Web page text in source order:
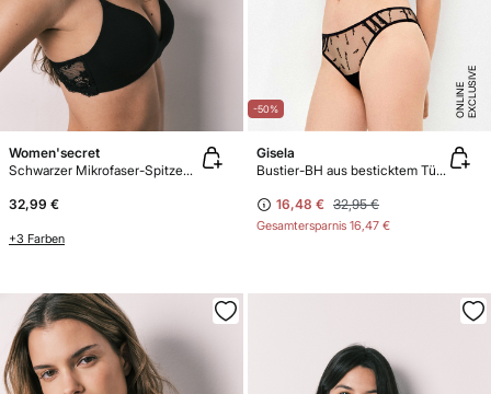
Women'secret
Schwarzer Mikrofaser-Spitzen-Triangel-BH CHARMING
32,99 €
+3 Farben
-50% E
X
C
L
U
SI
V
E
O
N
LI
N
E
Gisela
Bustier-BH aus besticktem Tüll und Satin
16,48 € 32,95 €
Gesamtersparnis 16,47 €